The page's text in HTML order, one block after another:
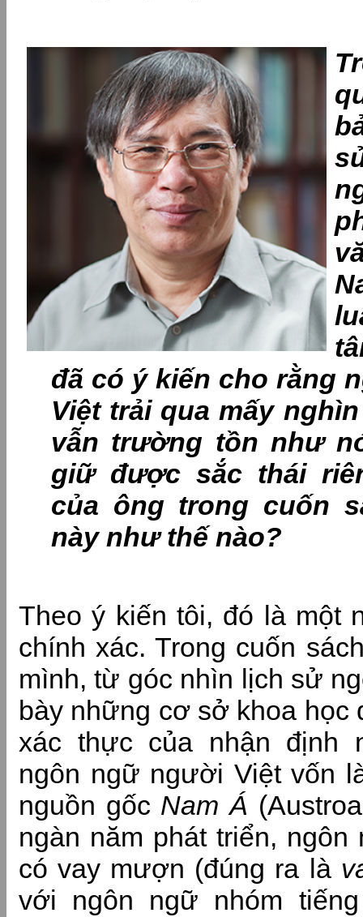
T
đã có ý kiến cho rằng
Việt trải qua mấy
vẫn trường tồn như
giữ được sắc thái
của ông trong cuốn
này như thế nào?
Theo ý kiến tôi, đó là một
chính xác. Trong cuốn
mình, từ góc nhìn lịch sử
bày những cơ sở khoa học
xác thực của nhận định
ngôn ngữ người Việt vốn
nguồn gốc Nam Á
ngàn năm phát triển,
có vay mượn (đúng ra là
với ngôn ngữ nhóm